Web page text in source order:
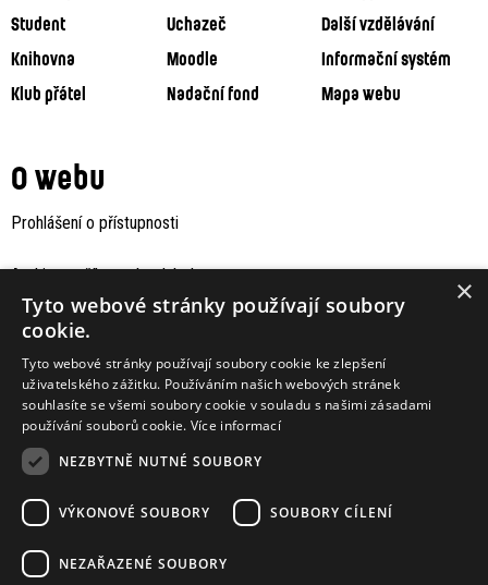
Student
Uchazeč
Další vzdělávání
Knihovna
Moodle
Informační systém
Klub přátel
Nadační fond Mapa webu
O webu
Prohlášení o přístupnosti
Archiv staršího webu Jaboku
Podporují nás
×
Tyto webové stránky používají soubory
cookie.
Tyto webové stránky používají soubory cookie ke zlepšení
uživatelského zážitku. Používáním našich webových stránek
souhlasíte se všemi soubory cookie v souladu s našimi zásadami
používání souborů cookie. Více informací
NEZBYTNĚ NUTNÉ SOUBORY
VÝKONOVÉ SOUBORY SOUBORY CÍLENÍ
NEZAŘAZENÉ SOUBORY